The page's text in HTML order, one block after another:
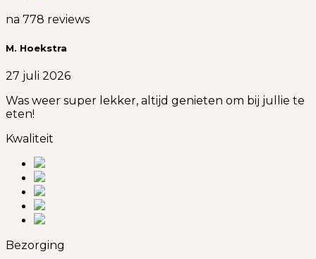
na 778 reviews
M. Hoekstra
27 juli 2026
Was weer super lekker, altijd genieten om bij jullie te
eten!
Kwaliteit
Bezorging